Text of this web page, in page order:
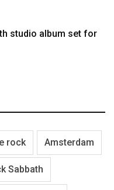
studio album set for
rock Amsterdam
Sabbath